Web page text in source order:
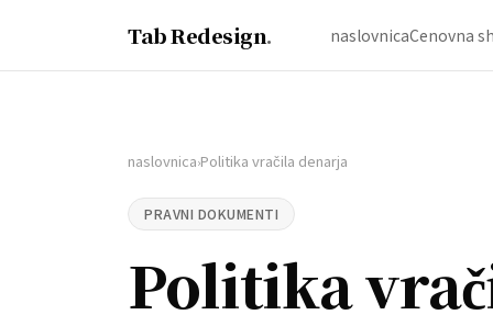
Tab Redesign. naslovnicaCenovna
naslovnica›Politika vračila denarja
PRAVNI DOKUMENTI
Politika